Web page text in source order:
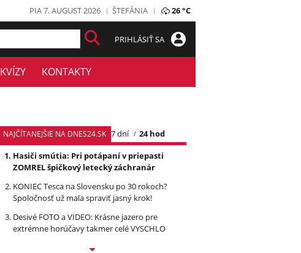
PIA 7. AUGUST 2026 ŠTEFÁNIA 26 °C
PRIHLÁSIŤ SA
KVÍZY KONTAKTY
NAJČÍTANEJŠIE NA DNES24.SK 7 dní
24 hod
Hasiči smútia: Pri potápaní v priepasti
ZOMREL špičkový letecký záchranár
KONIEC Tesca na Slovensku po 30 rokoch?
Spoločnosť už mala spraviť jasný krok!
Desivé FOTO a VIDEO: Krásne jazero pre
extrémne horúčavy takmer celé VYSCHLO